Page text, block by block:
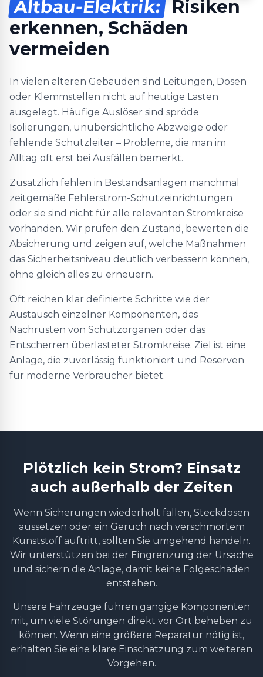
Altbau-Elektrik: Risiken
erkennen, Schäden
vermeiden
In vielen älteren Gebäuden sind Leitungen, Dosen
oder Klemmstellen nicht auf heutige Lasten
ausgelegt. Häufige Auslöser sind spröde
Isolierungen, unübersichtliche Abzweige oder
fehlende Schutzleiter – Probleme, die man im
Alltag oft erst bei Ausfällen bemerkt.
Zusätzlich fehlen in Bestandsanlagen manchmal
zeitgemäße Fehlerstrom-Schutzeinrichtungen
oder sie sind nicht für alle relevanten Stromkreise
vorhanden. Wir prüfen den Zustand, bewerten die
Absicherung und zeigen auf, welche Maßnahmen
das Sicherheitsniveau deutlich verbessern können,
ohne gleich alles zu erneuern.
Oft reichen klar definierte Schritte wie der
Austausch einzelner Komponenten, das
Nachrüsten von Schutzorganen oder das
Entscherren überlasteter Stromkreise. Ziel ist eine
Anlage, die zuverlässig funktioniert und Reserven
für moderne Verbraucher bietet.
Plötzlich kein Strom? Einsatz
auch außerhalb der Zeiten
Wenn Sicherungen wiederholt fallen, Steckdosen
aussetzen oder ein Geruch nach verschmortem
Kunststoff auftritt, sollten Sie umgehend handeln.
Wir unterstützen bei der Eingrenzung der Ursache
und sichern die Anlage, damit keine Folgeschäden
entstehen.
Unsere Fahrzeuge führen gängige Komponenten
mit, um viele Störungen direkt vor Ort beheben zu
können. Wenn eine größere Reparatur nötig ist,
erhalten Sie eine klare Einschätzung zum weiteren
Vorgehen.